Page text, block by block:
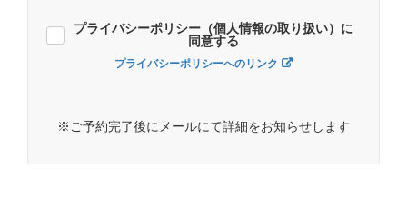
プライバシーポリシー（個人情報の取り扱い）に
同意する
プライバシーポリシーへのリンク
※ご予約完了後にメールにて詳細をお知らせします